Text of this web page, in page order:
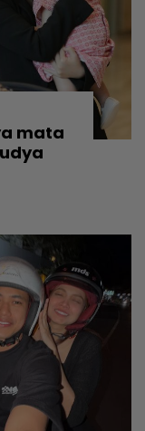
mata